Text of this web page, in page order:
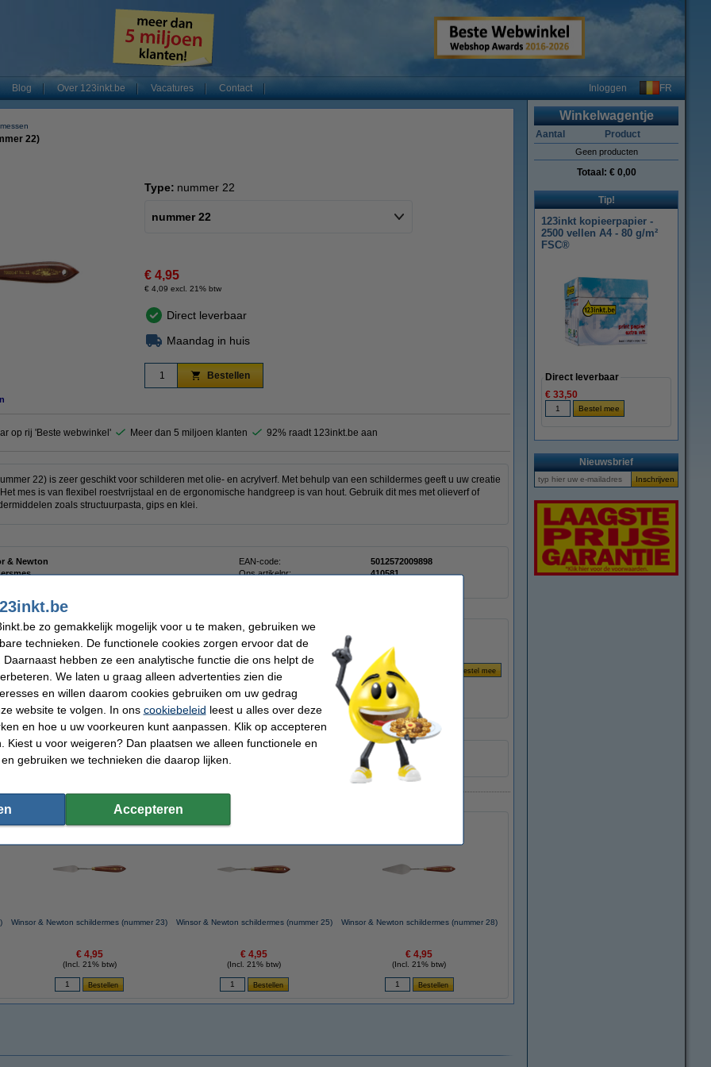
Blog Over 123inkt.be Vacatures Contact Inloggen FR
22)
Type: nummer 22
nummer 22
€ 4,95
€ 4,09 excl. 21% btw
Direct leverbaar
Maandag in huis
Bestellen
op rij 'Beste webwinkel' Meer dan 5 miljoen klanten 92% raadt 123inkt.be aan
22) is zeer geschikt voor schilderen met olie- en acrylverf. Met behulp van een schildermes geeft u uw creatie
mes is van flexibel roestvrijstaal en de ergonomische handgreep is van hout. Gebruik dit mes met olieverf of
zoals structuurpasta, gips en klei.
& Newton EAN-code:
5012572009898
Ons artikelnr:
410581
(75 ml)
erfpaletten
artikel ook besteld hebben
Winsor & Newton schildermes (nummer 23)
€ 4,95
(Incl. 21% btw)
Winsor & Newton schildermes (nummer 25)
€ 4,95
(Incl. 21% btw)
Winsor & Newton schildermes (nummer 28)
€ 4,95
(Incl. 21% btw)
Winkelwagentje
Aantal Product
Geen producten
Totaal: € 0,00
Tip!
123inkt kopieerpapier -
2500 vellen A4 - 80 g/m²
FSC®
Direct leverbaar
€ 33,50
Nieuwsbrief
zo gemakkelijk mogelijk voor u te maken, gebruiken we
technieken. De functionele cookies zorgen ervoor dat de
hebben ze een analytische functie die ons helpt de
We laten u graag alleen advertenties zien die
en willen daarom cookies gebruiken om uw gedrag
website te volgen. In ons cookiebeleid leest u alles over deze
en hoe u uw voorkeuren kunt aanpassen. Klik op accepteren
Kiest u voor weigeren? Dan plaatsen we alleen functionele en
gebruiken we technieken die daarop lijken.
Accepteren